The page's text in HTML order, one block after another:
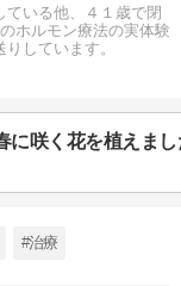
ている他、４１歳で閉
ホルモン療法の実体験
しています。
#治療